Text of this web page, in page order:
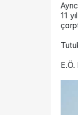
11